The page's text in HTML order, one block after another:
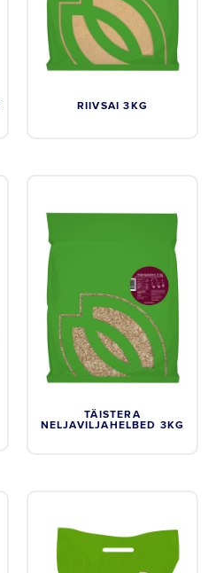
RIIVSAI 3KG
TÄISTERA
NELJAVILJAHELBED 3KG